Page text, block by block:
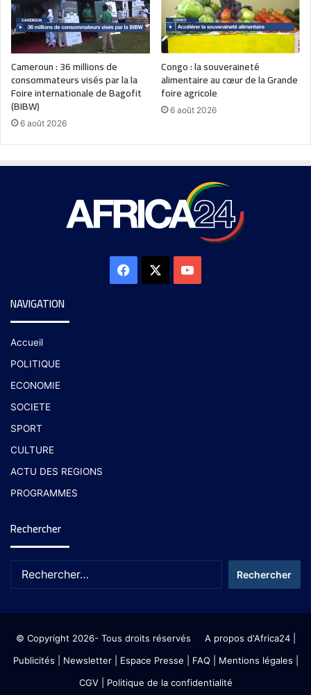
Cameroun : 36 millions de
consommateurs visés par la la
Foire internationale de Bagofit
(BIBW)
6 août 2026
Congo : la souveraineté
alimentaire au cœur de la Grande
foire agricole
6 août 2026
NAVIGATION
Accueil
POLITIQUE
ECONOMIE
SOCIETE
SPORT
CULTURE
ACTU DES REGIONS
PROGRAMMES
Rechercher
© Copyright 2026- Tous droits réservés A propos d'Africa24|
Publicités
Newsletter| Espace Presse | FAQ | Mentions légales
CGV| Politique de la confidentialité